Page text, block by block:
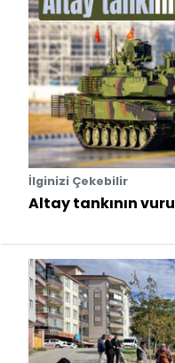
İlginizi Çekebilir
Altay tankının